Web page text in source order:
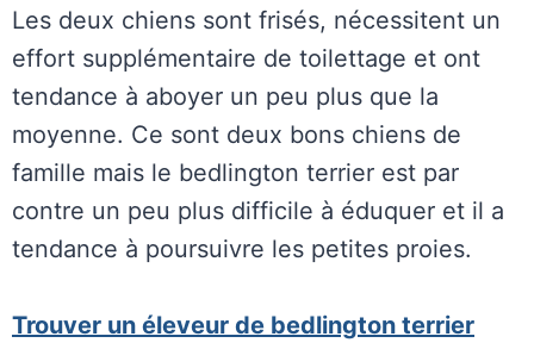
Les deux chiens sont frisés, nécessitent un
effort supplémentaire de toilettage et ont
tendance à aboyer un peu plus que la
moyenne. Ce sont deux bons chiens de
famille mais le bedlington terrier est par
contre un peu plus difficile à éduquer et il a
tendance à poursuivre les petites proies.
Trouver un éleveur de bedlington terrier